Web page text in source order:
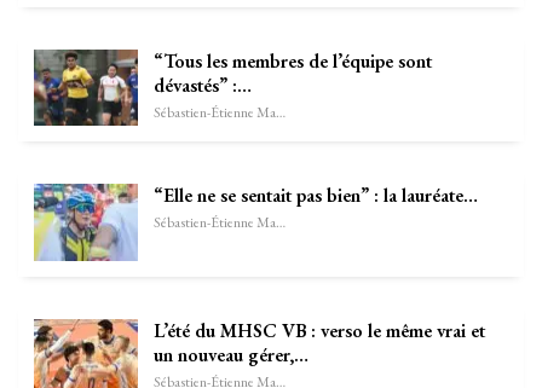
“Tous les membres de l’équipe sont
dévastés” :…
Sébastien-Étienne Marechal
“Elle ne se sentait pas bien” : la lauréate…
Sébastien-Étienne Marechal
L’été du MHSC VB : verso le même vrai et
un nouveau gérer,…
Sébastien-Étienne Marechal